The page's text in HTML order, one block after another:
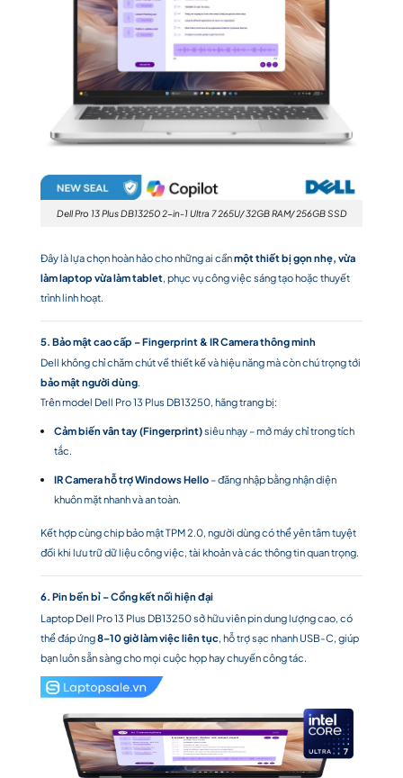
Dell Pro 13 Plus DB13250 2-in-1 Ultra 7 265U/ 32GB RAM/ 256GB SSD
Đây là lựa chọn hoàn hảo cho những ai cầnmột thiết bị gọn nhẹ, vừa
làm laptop vừa làm tablet, phục vụ công việc sáng tạo hoặc thuyết
trình linh hoạt.
5. Bảo mật cao cấp – Fingerprint & IR Camera thông minh
Dell không chỉ chăm chút về thiết kế và hiệu năng mà còn chú trọng tới
bảo mật người dùng.
Trên model Dell Pro 13 Plus DB13250, hãng trang bị:
Cảm biến vân tay (Fingerprint)siêu nhạy – mở máy chỉ trong tích
tắc.
IR Camera hỗ trợ Windows Hello– đăng nhập bằng nhận diện
khuôn mặt nhanh và an toàn.
Kết hợp cùng chip bảo mật TPM 2.0, người dùng có thể yên tâm tuyệt
đối khi lưu trữ dữ liệu công việc, tài khoản và các thông tin quan trọng.
6. Pin bền bỉ – Cổng kết nối hiện đại
Laptop Dell Pro 13 Plus DB13250 sở hữu viên pin dung lượng cao, có
thể đáp ứng8–10 giờ làm việc liên tục , hỗ trợ sạc nhanh USB-C, giúp
bạn luôn sẵn sàng cho mọi cuộc họp hay chuyến công tác.